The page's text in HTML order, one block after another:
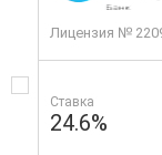
Лицензия №
Ставка
24.6%